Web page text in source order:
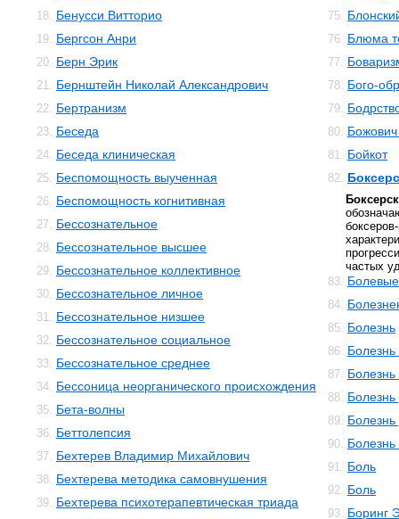
18. Бенусси Витторио
19. Бергсон Анри
20. Берн Эрик
21. Бернштейн Николай Александрович
22. Бертранизм
23. Беседа
24. Беседа клиническая
25. Беспомощность выученная
26. Беспомощность когнитивная
27. Бессознательное
28. Бессознательное высшее
29. Бессознательное коллективное
30. Бессознательное личное
31. Бессознательное низшее
32. Бессознательное социальное
33. Бессознательное среднее
34. Бессоница неорганического происхождения
35. Бета-волны
36. Беттолепсия
37. Бехтерев Владимир Михайлович
38. Бехтерева методика самовнушения
39. Бехтерева психотерапевтическая триада
75.
76. Блюма
77.
78. Бого-
79.
80.
81. Бойкот
82.
частых
83.
84.
85. Болезнь
86.
87.
88.
89.
90.
91. Боль
92. Боль
93. Боринг